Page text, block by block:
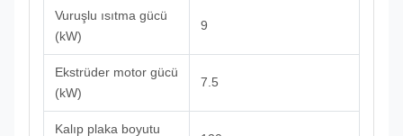
Vuruşlu ısıtma gücü
(kW)
9
Ekstrüder motor gücü
(kW)
7.5
Kalıp plaka boyutu